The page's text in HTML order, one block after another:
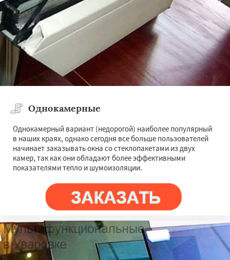
регионам
Удельная Фосфоритный
Фряново
Хорлово Черкизово
Черусти
Шаховская
Однокамерные
Однокамерный вариант (недорогой) наиболее популярный
в наших краях, однако сегодня все больше пользователей
начинает заказывать окна со стеклопакетами из двух
камер, так как они обладают более эффективными
показателями тепло и шумоизоляции.
Даю согласие на обработку персональных данных